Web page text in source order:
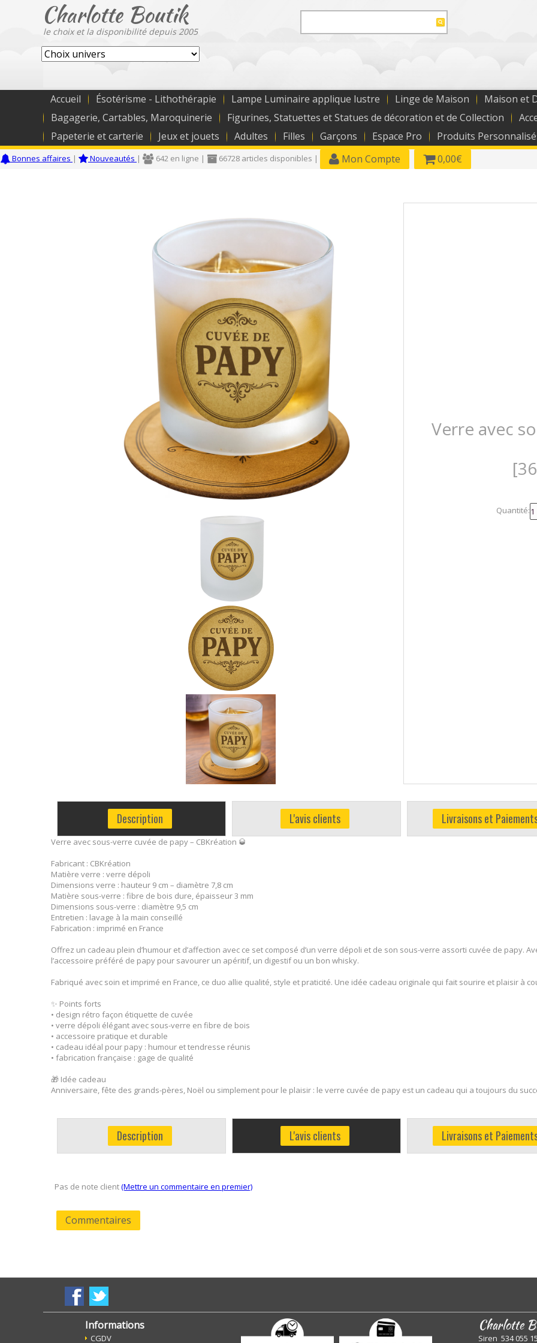
Charlotte Boutik
le choix et la disponibilité depuis 2005
Accueil Ésotérisme - Lithothérapie Lampe Luminaire applique lustre Linge de Maison
Maison et
Bagagerie, Cartables, Maroquinerie
Figurines, Statuettes et Statues de décoration et de Collection
Papeterie et carterie
Jeux et jouets Adultes Filles Garçons Espace Pro Produits
Bonnes affaires | Nouveautés | 642 en ligne | 66728 articles disponibles | Mon Compte 0,00€
Verre avec
Quantité:
Description L'avis clients Livraisons et
Verre avec sous-verre cuvée de papy – CBKréation 🥃
Fabricant : CBKréation
Matière verre : verre dépoli
Dimensions verre : hauteur 9 cm – diamètre 7,8 cm
Matière sous-verre : fibre de bois dure, épaisseur 3 mm
Dimensions sous-verre : diamètre 9,5 cm
Entretien : lavage à la main conseillé
Fabrication : imprimé en France
Offrez un cadeau plein d’humour et d’affection avec ce set composé d’un verre dépoli et de son sous-verre assorti cuvée de papy.
l’accessoire préféré de papy pour savourer un apéritif, un digestif ou un bon whisky.
Fabriqué avec soin et imprimé en France, ce duo allie qualité, style et praticité. Une idée cadeau originale qui fait sourire et plaisir à
✨ Points forts
• design rétro façon étiquette de cuvée
• verre dépoli élégant avec sous-verre en fibre de bois
• accessoire pratique et durable
• cadeau idéal pour papy : humour et tendresse réunis
• fabrication française : gage de qualité
🎁 Idée cadeau
Anniversaire, fête des grands-pères, Noël ou simplement pour le plaisir : le verre cuvée de papy est un cadeau qui a toujours du
Description L'avis clients Livraisons et
Pas de note client(Mettre un commentaire en premier)
Commentaires
Informations
CGDV
Charlotte
Siren 534 055